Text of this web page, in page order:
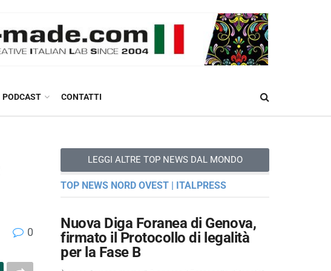
PODCAST CONTATTI
0
LEGGI ALTRE TOP NEWS DAL MONDO
TOP NEWS NORD OVEST | ITALPRESS
Nuova Diga Foranea di Genova,
firmato il Protocollo di legalità
per la Fase B